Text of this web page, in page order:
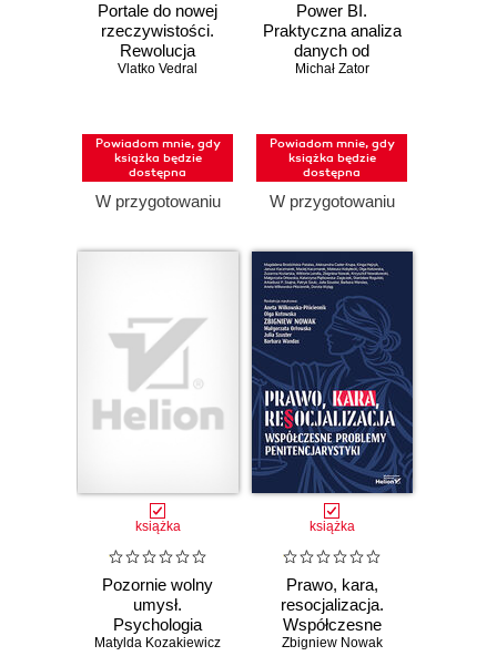
Portale do nowej
rzeczywistości.
Rewolucja
kwantowa i pięć
Vlatko Vedral
Powiadom mnie, gdy
książka będzie
dostępna
W przygotowaniu
Power BI.
Praktyczna analiza
danych od
podstaw
Michał Zator
Powiadom mnie, gdy
książka będzie
dostępna
W przygotowaniu
książka
Pozornie wolny
umysł.
Psychologia
wpływu i
Matylda Kozakiewicz
książka
Prawo, kara,
resocjalizacja.
Współczesne
problemy
Zbigniew Nowak